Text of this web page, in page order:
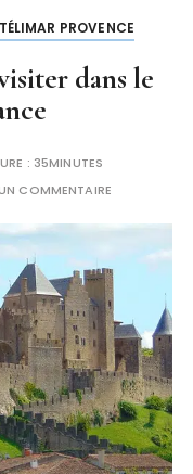
PROVENCE
dans le
: 35MINUTES
COMMENTAIRE